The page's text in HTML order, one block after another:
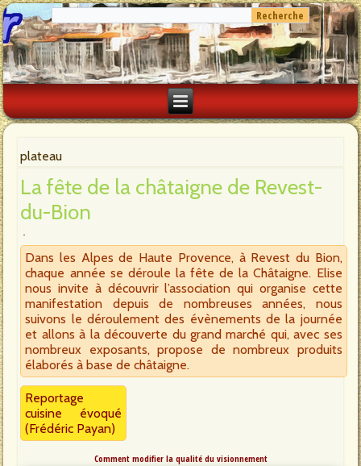
plateau
La fête de la châtaigne de Revest-
du-Bion
Dans les Alpes de Haute Provence, à Revest du Bion,
chaque année se déroule la fête de la Châtaigne. Elise
nous invite à découvrir l’association qui organise cette
manifestation depuis de nombreuses années, nous
suivons le déroulement des évènements de la journée
et allons à la découverte du grand marché qui, avec ses
nombreux exposants, propose de nombreux produits
élaborés à base de châtaigne.
Reportage
cuisine évoqué
(Frédéric Payan)
Comment modifier la qualité du visionnement